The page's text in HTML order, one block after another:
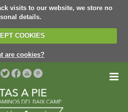
visits to our website, we store no
details.
COOKIES
are cookies?